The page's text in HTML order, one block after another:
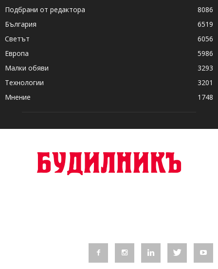
Подбрани от редактора
8086
България
6519
Светът
6056
Европа
5986
Малки обяви
3293
Технологии
3201
Мнение
1748